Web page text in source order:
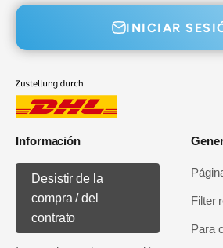
INICIAR
Información
Desistir de la
compra / del
contrato
Filter
Para